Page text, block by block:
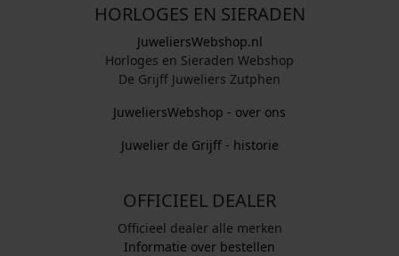
HORLOGES EN SIERADEN
JuweliersWebshop.nl
Horloges en Sieraden Webshop
De Grijff Juweliers Zutphen
JuweliersWebshop - over ons
Juwelier de Grijff - historie
OFFICIEEL DEALER
Officieel dealer alle merken
Informatie over bestellen